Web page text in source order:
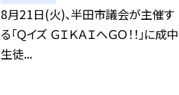
8月21日(火)、半田市議会が主催す
る「Ｑイズ ＧＩＫＡＩへＧＯ！！」に成中
生徒...